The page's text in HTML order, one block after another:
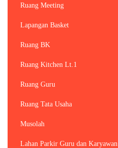
Ruang Meeting
Lapangan Basket
Ruang BK
Ruang Kitchen Lt.1
Ruang Guru
Ruang Tata Usaha
Musolah
Lahan Parkir Guru dan Karyawan